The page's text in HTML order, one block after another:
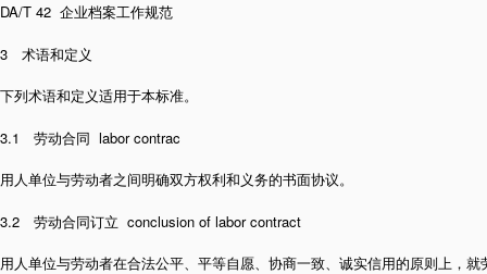
DA/T 42 企业档案工作规范
3 术语和定义
下列术语和定义适用于本标准。
3.1 劳动合同 labor contrac
用人单位与劳动者之间明确双方权利和义务的书面协议。
3.2 劳动合同订立 conclusion of labor contract
用人单位与劳动者在合法公平、平等自愿、协商一致、诚实信用的原则上，